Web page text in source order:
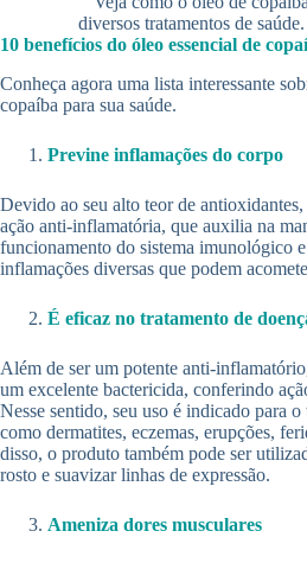
diversos tratamentos de
10 benefícios do óleo essencial de
Conheça agora uma lista interessante
copaíba para sua saúde.
Previne inflamações do corpo
Devido ao seu alto teor de
ação anti-inflamatória, que auxilia na
funcionamento do sistema imunológico
inflamações diversas que podem
É eficaz no tratamento de
Além de ser um potente anti-
um excelente bactericida, conferindo
Nesse sentido, seu uso é indicado para
como dermatites, eczemas, erupções,
disso, o produto também pode ser
rosto e suavizar linhas de expressão.
Ameniza dores musculares